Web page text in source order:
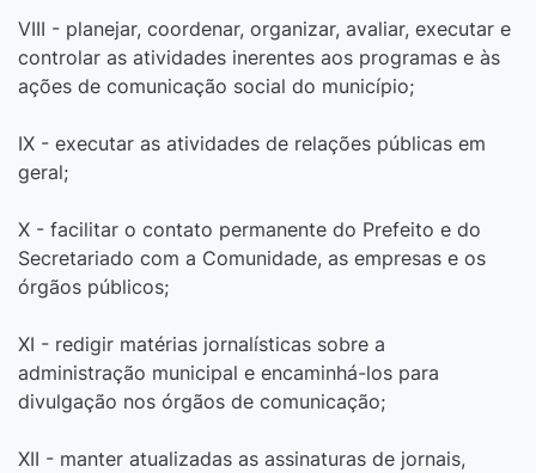
VIII - planejar, coordenar, organizar, avaliar, executar e
controlar as atividades inerentes aos programas e às
ações de comunicação social do município;
IX - executar as atividades de relações públicas em
geral;
X - facilitar o contato permanente do Prefeito e do
Secretariado com a Comunidade, as empresas e os
órgãos públicos;
XI - redigir matérias jornalísticas sobre a
administração municipal e encaminhá-los para
divulgação nos órgãos de comunicação;
XII - manter atualizadas as assinaturas de jornais,